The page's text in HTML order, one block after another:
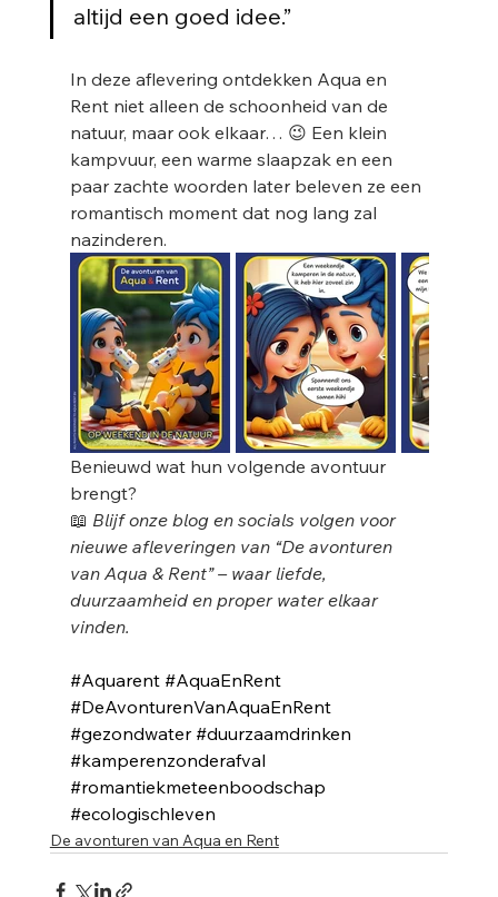
altijd een goed idee.”
In deze aflevering ontdekken Aqua en
Rent niet alleen de schoonheid van de
natuur, maar ook elkaar… 😉 Een klein
kampvuur, een warme slaapzak en een
paar zachte woorden later beleven ze een
romantisch moment dat nog lang zal
nazinderen.
Benieuwd wat hun volgende avontuur
brengt?
📖 Blijf onze blog en socials volgen voor
nieuwe afleveringen van “De avonturen
van Aqua & Rent” – waar liefde,
duurzaamheid en proper water elkaar
vinden.
#Aquarent #AquaEnRent
#DeAvonturenVanAquaEnRent
#gezondwater #duurzaamdrinken
#kamperenzonderafval
#romantiekmeteenboodschap
#ecologischleven
De avonturen van Aqua en Rent